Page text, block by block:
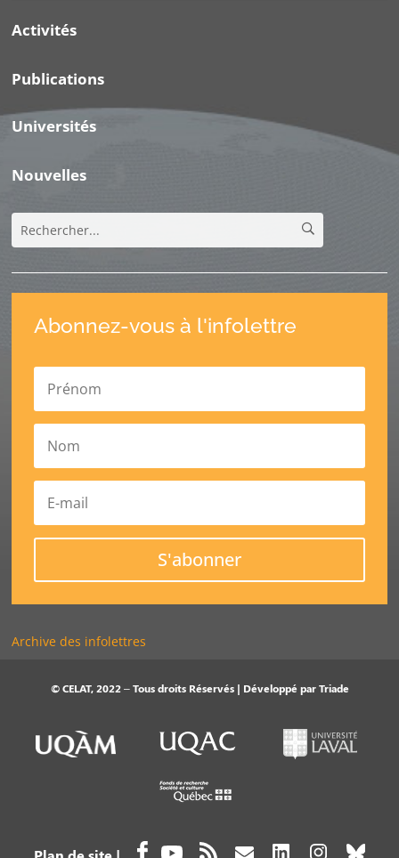
Activités
Publications
Universités
Nouvelles
Abonnez-vous à l'infolettre
S'abonner
Archive des infolettres
© CELAT, 2022 – Tous droits Réservés | Développé parTriade